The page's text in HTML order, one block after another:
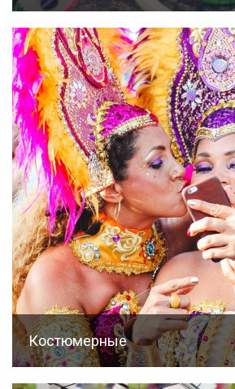
Костюмерные